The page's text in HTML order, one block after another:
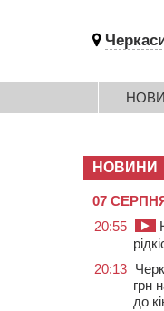
НОВИНИ
07
20:55
20:13
грн
до